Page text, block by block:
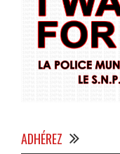
ADHÉREZ